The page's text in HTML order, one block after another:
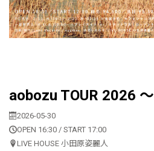
aobozu TOUR 2026
2026-05-30
OPEN 16:30 / START 17:00
LIVE HOUSE 小田原姿麗人